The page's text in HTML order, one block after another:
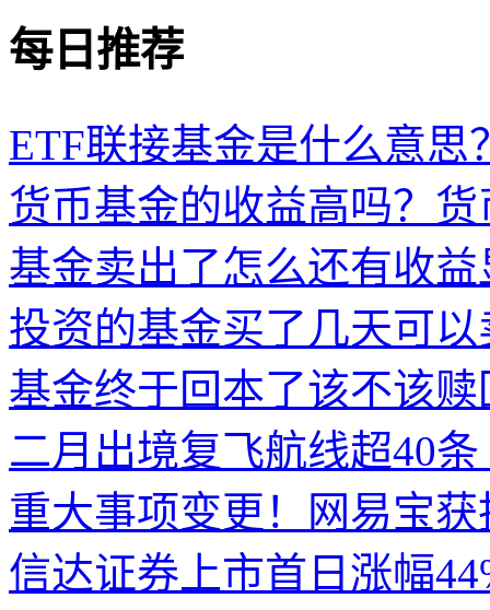
每日推荐
ETF联接基金是什么意思
货币基金的收益高吗？
基金卖出了怎么还有收
投资的基金买了几天可
基金终于回本了该不该
二月出境复飞航线超40
重大事项变更！网易宝
信达证券上市首日涨幅